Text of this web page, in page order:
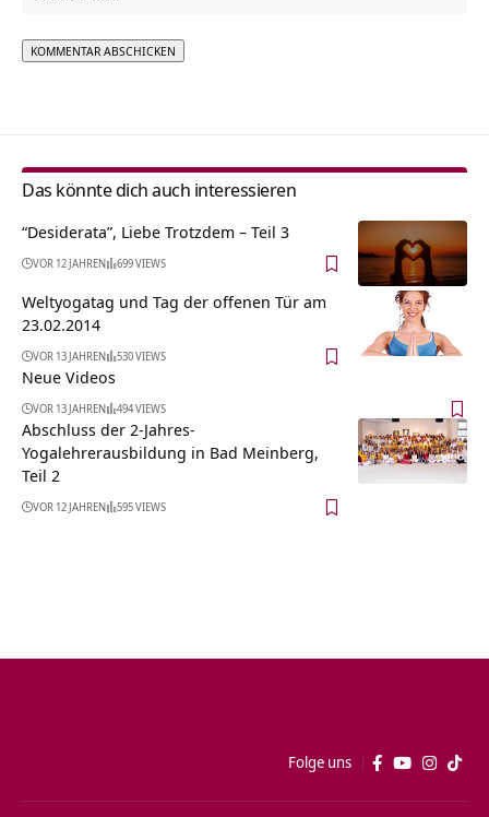
Das könnte dich auch interessieren
“Desiderata”, Liebe Trotzdem – Teil 3
VOR 12 JAHREN 699 VIEWS
Weltyogatag und Tag der offenen Tür am
23.02.2014
VOR 13 JAHREN 530 VIEWS
Neue Videos
VOR 13 JAHREN 494 VIEWS
Abschluss der 2-Jahres-
Yogalehrerausbildung in Bad Meinberg,
Teil 2
VOR 12 JAHREN 595 VIEWS
Folge uns